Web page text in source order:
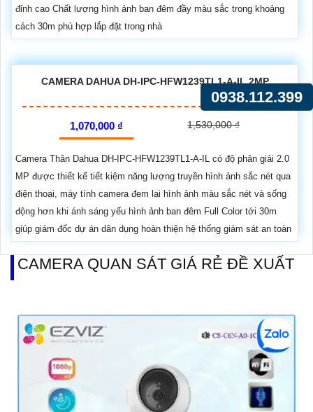
đỉnh cao Chất lượng hình ảnh ban đêm đầy màu sắc trong khoảng
cách 30m phù hợp lắp đặt trong nhà
CAMERA DAHUA DH-IPC-HFW1239TL1-A-IL 2MP
1,070,000 ₫ 1,530,000 ₫
Camera Thân Dahua DH-IPC-HFW1239TL1-A-IL có độ phân giải 2.0
MP được thiết kế tiết kiệm năng lượng truyền hình ảnh sắc nét qua
điện thoại, máy tính camera đem lại hình ảnh màu sắc nét và sống
động hơn khi ánh sáng yếu hình ảnh ban đêm Full Color tới 30m
giúp giám đốc dự án dân dụng hoàn thiện hệ thống giám sát an toàn
CAMERA QUAN SÁT GIÁ RẺ ĐỀ XUẤT
0938.112.399